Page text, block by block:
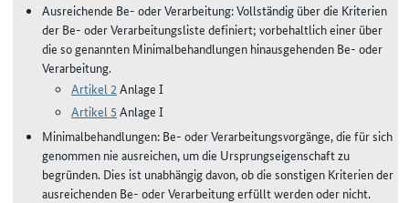
Ausreichende Be- oder Verarbeitung: Vollständig über die Kriterien
der Be- oder Verarbeitungsliste definiert; vorbehaltlich einer über
die so genannten Minimalbehandlungen hinausgehenden Be- oder
Verarbeitung.
Artikel 2 Anlage I
Artikel 5 Anlage I
Minimalbehandlungen: Be- oder Verarbeitungsvorgänge, die für sich
genommen nie ausreichen, um die Ursprungseigenschaft zu
begründen. Dies ist unabhängig davon, ob die sonstigen Kriterien der
ausreichenden Be- oder Verarbeitung erfüllt werden oder nicht.